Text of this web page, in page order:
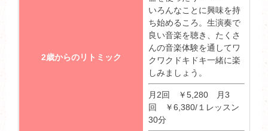
2歳からのリトミック
いろんなことに興味を持
ち始めるころ。生演奏で
良い音楽を聴き、たくさ
んの音楽体験を通してワ
クワクドキドキ一緒に楽
しみましょう。
月2回 ￥5,280 月3
回 ￥6,380/１レッスン
30分